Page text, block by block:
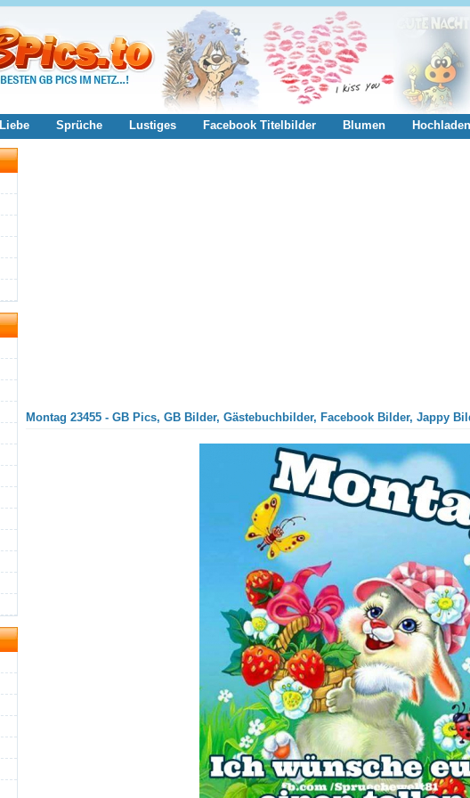
Liebe Sprüche Lustiges Facebook Titelbilder Blumen Hochladen
Montag 23455 - GB Pics, GB Bilder, Gästebuchbilder, Facebook Bilder, Jappy